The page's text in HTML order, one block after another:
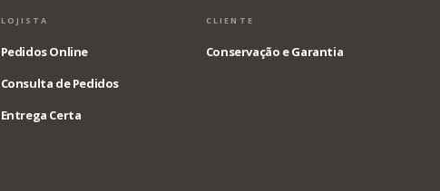
LOJISTA
Pedidos Online
Consulta de Pedidos
Entrega Certa
CLIENTE
Conservação e Garantia